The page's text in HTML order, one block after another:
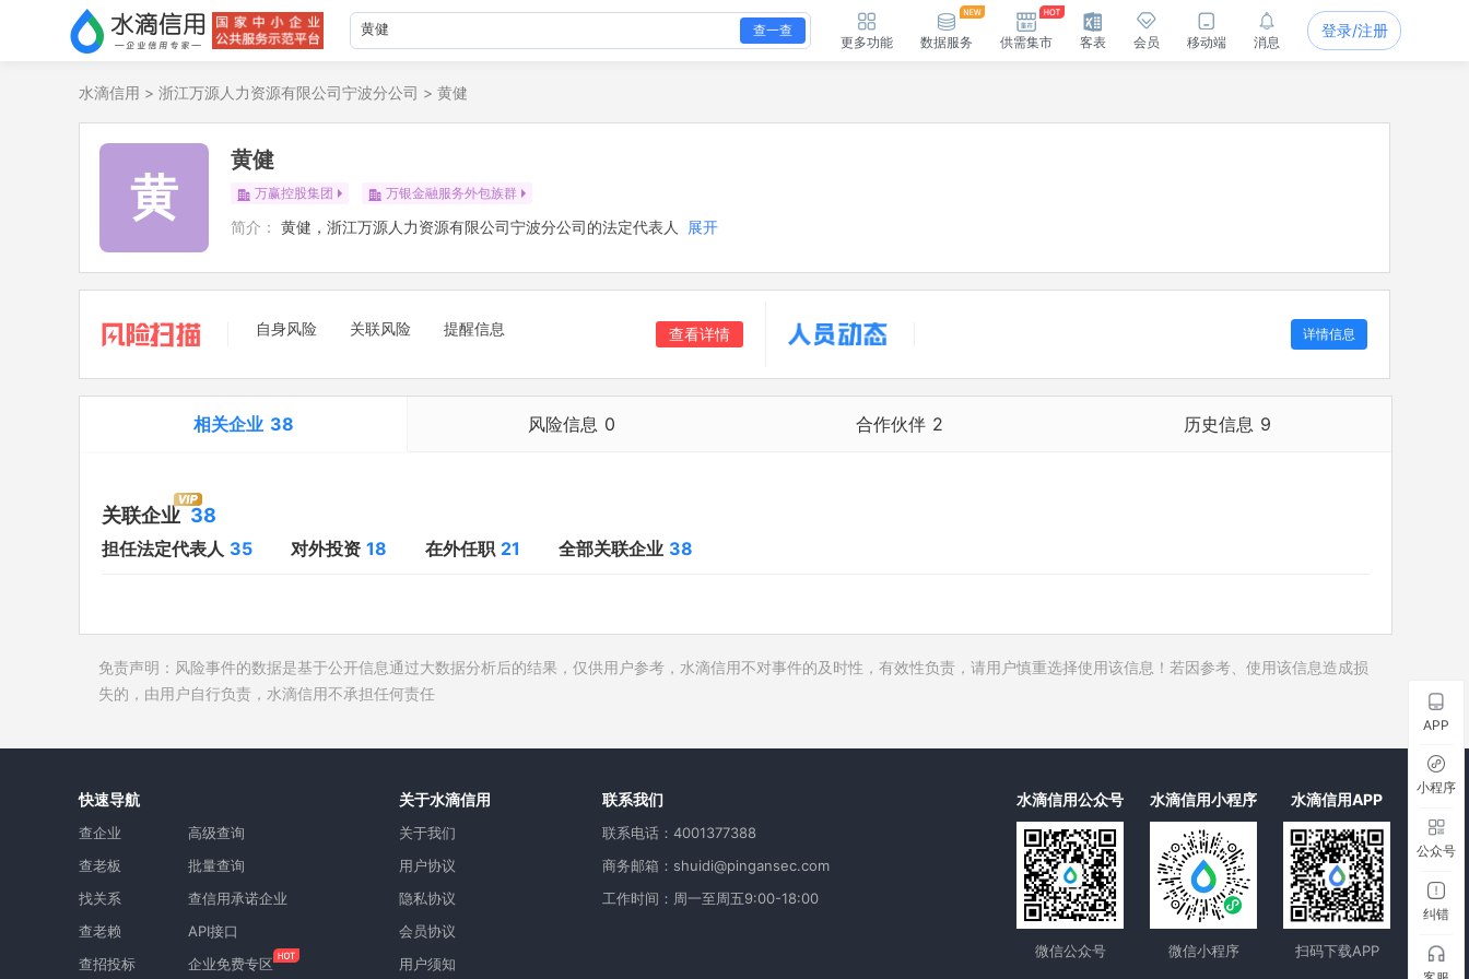
查一查
更多功能 数据服务 供需集市 客表 会员 移动端 消息
登录/注册
水滴信用 > 浙江万源人力资源有限公司宁波分公司 > 黄健
黄
黄健
万赢控股集团 万银金融服务外包族群
简介： 黄健，浙江万源人力资源有限公司宁波分公司的法定代表人 展开
自身风险 关联风险 提醒信息 查看详情 详情信息
相关企业 38
对外投资 18
在外任职 21
所属集团 2
风险信息 0
法院公告
失信被执行人
司法协助
合作伙伴 2 历史信息 9
历史被执行人
历史司法协助
关联企业 38
担任法定代表人 35 对外投资 18 在外任职 21 全部关联企业 38
免责声明：风险事件的数据是基于公开信息通过大数据分析后的结果，仅供用户参考，水滴信用不对事件的及时性，有效性负责，请用户慎重选择使用该信息！若因参考、使用该信息造成损
失的，由用户自行负责，水滴信用不承担任何责任
快速导航
查企业
查老板
找关系
查老赖
查招投标
高级查询
批量查询
查信用承诺企业
API接口
企业免费专区
关于水滴信用
关于我们
用户协议
隐私协议
会员协议
用户须知
联系我们
联系电话：4001377388
商务邮箱：shuidi@pingansec.com
工作时间：周一至周五9:00-18:00
水滴信用公众号
微信公众号
水滴信用小程序
微信小程序
水滴信用APP
扫码下载APP
APP
小程序
公众号
纠错